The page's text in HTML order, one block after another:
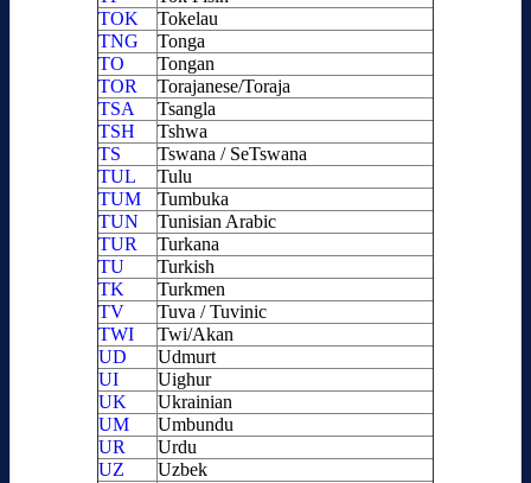
TOK
Tokelau
TNG
Tonga
TO
Tongan
TOR
Torajanese/Toraja
TSA
Tsangla
TSH
Tshwa
TS
Tswana / SeTswana
TUL
Tulu
TUM
Tumbuka
TUN
Tunisian Arabic
TUR
Turkana
TU
Turkish
TK
Turkmen
TV
Tuva / Tuvinic
TWI
Twi/Akan
UD
Udmurt
UI
Uighur
UK
Ukrainian
UM
Umbundu
UR
Urdu
UZ
Uzbek